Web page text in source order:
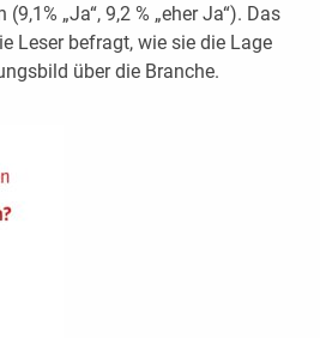
„Ja“, 9,2 % „eher Ja“). Das
Leser befragt, wie sie die Lage
über die Branche.